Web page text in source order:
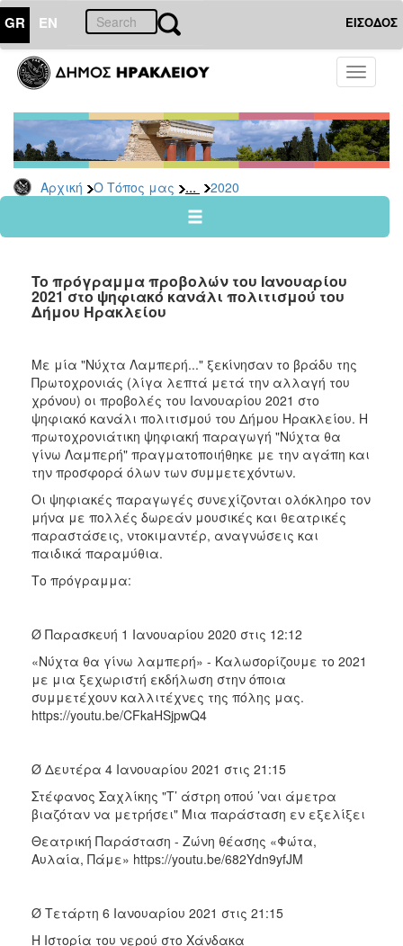
GR EN ΕΙΣΟΔΟΣ
Toggle
Αρχική Ο Τόπος μας ... 2020
ΤΟΠΟΣ
ΜΑΣ
Ανακοινώσεις
Αρχείο
2026
2024
2022
2021
2019
2018
2017
2016
2015
2012
2011
ΔΗΜΟΣ
ΠΟΛΙΤΙΣΜΟΣ
ΑΝΘΕΚΤΙΚΗ
To πρόγραμμα προβολών του Ιανουαρίου
2021 στο ψηφιακό κανάλι πολιτισμού του
Δήμου Ηρακλείου
Με μία "Νύχτα Λαμπερή..." ξεκίνησαν το βράδυ της
Πρωτοχρονιάς (λίγα λεπτά μετά την αλλαγή του
χρόνου) οι προβολές του Ιανουαρίου 2021 στο
ψηφιακό κανάλι πολιτισμού του Δήμου Ηρακλείου. Η
πρωτοχρονιάτικη ψηφιακή παραγωγή "Νύχτα θα
γίνω Λαμπερή" πραγματοποιήθηκε με την αγάπη και
την προσφορά όλων των συμμετεχόντων.
Οι ψηφιακές παραγωγές συνεχίζονται ολόκληρο τον
μήνα με πολλές δωρεάν μουσικές και θεατρικές
παραστάσεις, ντοκιμαντέρ, αναγνώσεις και
παιδικά παραμύθια.
Το πρόγραμμα:
Ø Παρασκευή 1 Ιανουαρίου 2020 στις 12:12
«Νύχτα θα γίνω λαμπερή» - Καλωσορίζουμε το 2021
με μια ξεχωριστή εκδήλωση στην όποια
συμμετέχουν καλλιτέχνες της πόλης μας.
https://youtu.be/CFkaHSjpwQ4
Ø Δευτέρα 4 Ιανουαρίου 2021 στις 21:15
Στέφανος Σαχλίκης "Τ’ άστρη οπού ’ναι άμετρα
βιαζόταν να μετρήσει" Μια παράσταση εν εξελίξει
Θεατρική Παράσταση - Ζώνη θέασης «Φώτα,
Αυλαία, Πάμε» https://youtu.be/682Ydn9yfJM
Ø Τετάρτη 6 Ιανουαρίου 2021 στις 21:15
Η Ιστορία του νερού στο Χάνδακα